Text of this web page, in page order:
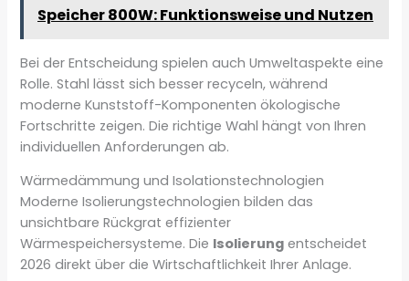
Speicher 800W: Funktionsweise und Nutzen
Bei der Entscheidung spielen auch Umweltaspekte eine
Rolle. Stahl lässt sich besser recyceln, während
moderne Kunststoff-Komponenten ökologische
Fortschritte zeigen. Die richtige Wahl hängt von Ihren
individuellen Anforderungen ab.
Wärmedämmung und Isolationstechnologien
Moderne Isolierungstechnologien bilden das
unsichtbare Rückgrat effizienter
Wärmespeichersysteme. Die Isolierung entscheidet
2026 direkt über die Wirtschaftlichkeit Ihrer Anlage.